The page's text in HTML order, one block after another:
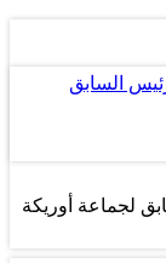
السابق
لجماعة أوريكة